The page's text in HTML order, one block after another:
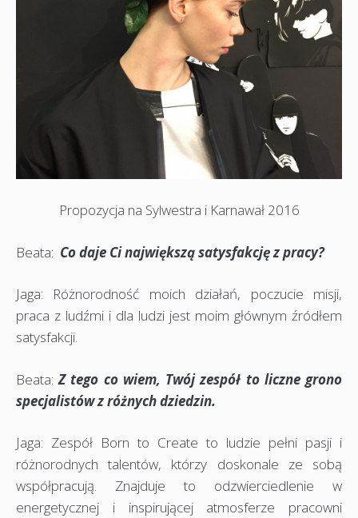
Propozycja na Sylwestra i Karnawał 2016
Beata: Co daje Ci największą satysfakcję z pracy?
Jaga: Różnorodność moich działań, poczucie misji,
praca z ludźmi i dla ludzi jest moim głównym źródłem
satysfakcji.
Beata: Z tego co wiem, Twój zespół to liczne grono
specjalistów z różnych dziedzin.
Jaga: Zespół Born to Create to ludzie pełni pasji i
różnorodnych talentów, którzy doskonale ze sobą
współpracują. Znajduje to odzwierciedlenie w
energetycznej i inspirującej atmosferze pracowni